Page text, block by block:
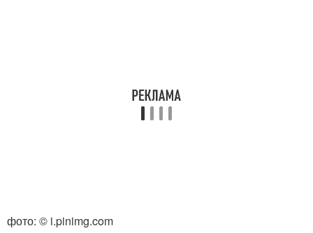
фото: © i.pinimg.com